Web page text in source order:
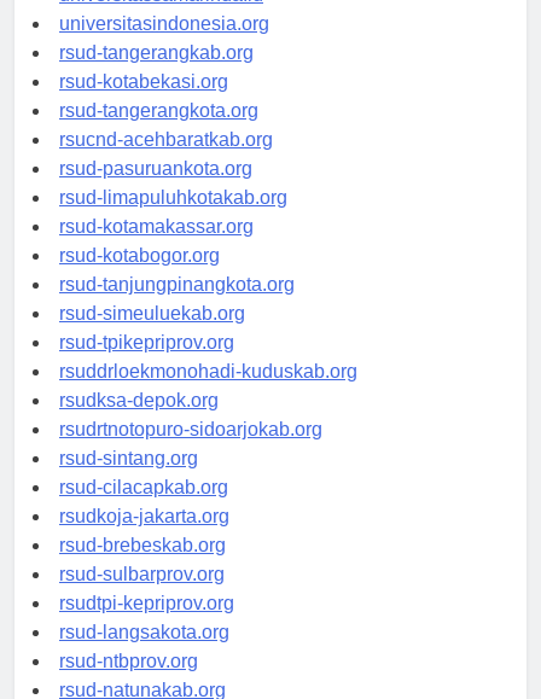
universitassamarinda.id
universitasindonesia.org
rsud-tangerangkab.org
rsud-kotabekasi.org
rsud-tangerangkota.org
rsucnd-acehbaratkab.org
rsud-pasuruankota.org
rsud-limapuluhkotakab.org
rsud-kotamakassar.org
rsud-kotabogor.org
rsud-tanjungpinangkota.org
rsud-simeuluekab.org
rsud-tpikepriprov.org
rsuddrloekmonohadi-kuduskab.org
rsudksa-depok.org
rsudrtnotopuro-sidoarjokab.org
rsud-sintang.org
rsud-cilacapkab.org
rsudkoja-jakarta.org
rsud-brebeskab.org
rsud-sulbarprov.org
rsudtpi-kepriprov.org
rsud-langsakota.org
rsud-ntbprov.org